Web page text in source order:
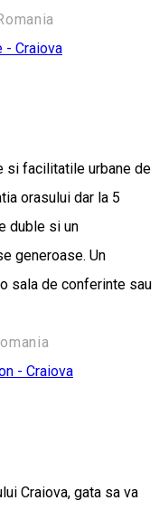
- Craiova
si facilitatile urbane de
orasului dar la 5
duble si un
generoase. Un
sala de conferinte sau
- Craiova
Craiova, gata sa va